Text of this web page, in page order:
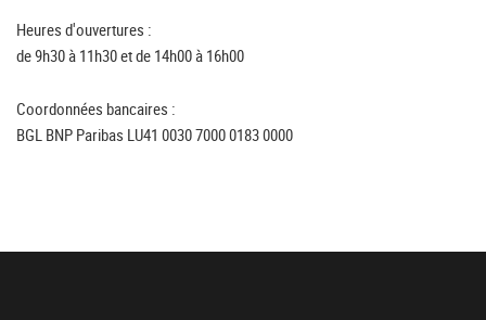
Heures d'ouvertures :
de 9h30 à 11h30 et de 14h00 à 16h00
Coordonnées bancaires :
BGL BNP Paribas LU41 0030 7000 0183 0000